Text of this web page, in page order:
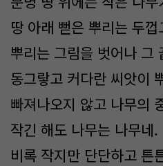
땅 아래 뻗은 뿌리는 두
뿌리는 그림을 벗어나 그
동그랗고 커다란 씨앗이
빠져나오지 않고 나무의
작긴 해도 나무는 나무네.
비록 작지만 단단하고 튼